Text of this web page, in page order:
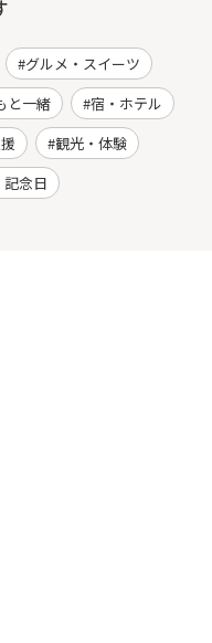
グルメ・スイーツ
と一緒
宿・ホテル
観光・体験
念日